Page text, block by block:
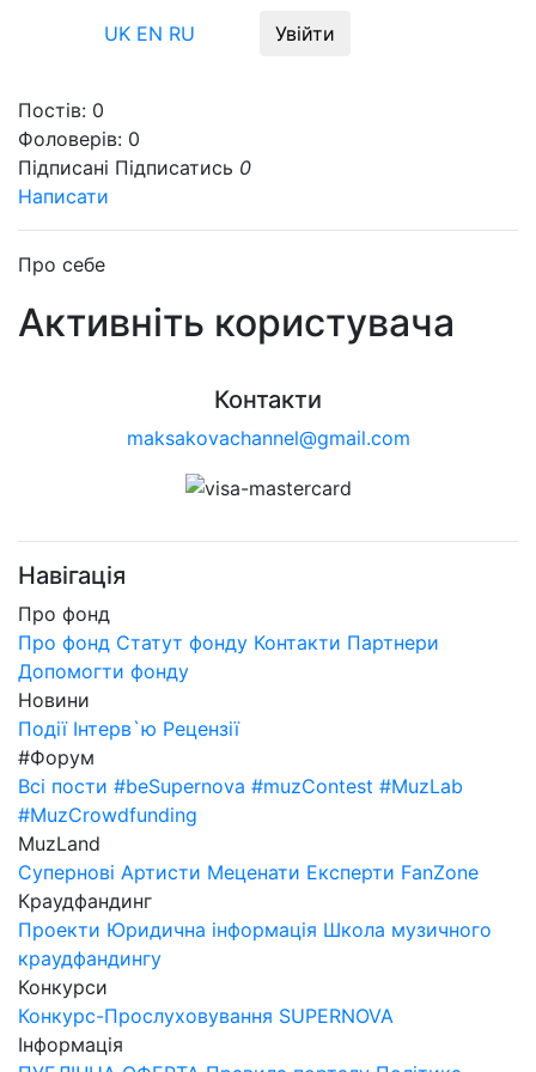
UK EN RU Увійти
Постів: 0
Фоловерів: 0
Підписані Підписатись 0
Написати
Про себе
Активніть користувача
Контакти
maksakovachannel@gmail.com
Навігація
Про фонд
Про фонд Статут фонду Контакти Партнери
Допомогти фонду
Новини
Події Інтерв`ю Рецензії
#Форум
Всі пости #beSupernova #muzContest #MuzLab
#MuzCrowdfunding
MuzLand
Супернові Артисти Меценати Експерти FanZone
Краудфандинг
Проекти Юридична інформація Школа музичного
краудфандингу
Конкурси
Конкурс-Прослуховування SUPERNOVA
Інформація